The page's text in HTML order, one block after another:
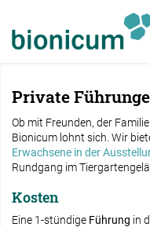
Private
Ob mit Freunden, der
Bionicum lohnt sich. Wir
Erwachsene in der
Rundgang im
Kosten
Eine 1-stündige Führung in